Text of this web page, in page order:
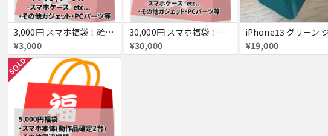
3,000円 スマホ福袋！確定でスマホ1台入ってます！(他にもケースやケーブル、イヤホン、三脚など)
¥3,000
30,000円 スマホ福袋！確定でスマホ/タブレット計2台入ってます！(他にもケースやケーブル、イヤホン)
¥30,000
¥19,000
SOLD